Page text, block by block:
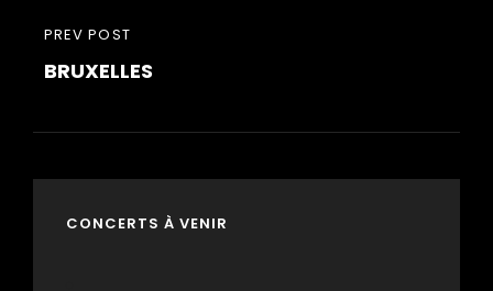
PREVIOUS
POST
PREV POST
BRUXELLES
CONCERTS À VENIR